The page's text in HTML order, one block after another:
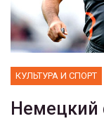
КУЛЬТУРА И СПОРТ
Немецкий